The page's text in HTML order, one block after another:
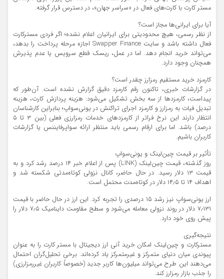
مستر کارت با کارت‌های فعال در «سراسر جهان»، در دسترس قرار گرفته.
آیا برای ایرانی‌ها مجاز است؟
از نظر رسمی، هیچ محدودیتی برای ایرانیان اعلام نشده؛ اگر فردی مسترکارت
فعال داشته باشد و سایت Swapper Finance اجازه مرحله پرداخت را بدهد،
می‌تواند خرید انجام دهد. اما در عمل، ریسک قطع سرویس یا عدم پذیرش
همچنان وجود دارد.
کارمزد خرید مستقیم رمزارز چقدر است؟
در گزارشات خبری، تاکنون رقم کارمزد دقیق گزارش نشده است. آن‌طور که
پیداست، کارمزد‌ها از سه بخش تشکیل می‌شود: هزینه پردازش کارت، هزینه
تبدیل فیات به رمزارز و کارمز‌د اجرای تراکنش در یونی‌سواپ؛ بنابراین کارشناسان
انتظار دارند این نرخ فراتر از کارمزد‌های خدمات رمزارزی فعلی (بین ۳ تا ۵
درصد) باشد. اما برای ارقام رسمی باید منتظر ارائه سواپرفایننس یا گزارشات
کاربران باشیم.
تأثیر بر قیمت چین‌لینک و یونی‌سواپ
روز گذشته، قیمت چین‌لینک (LINK) پس از اعلام خبر ۱۴ درصد رشد کرد و به
قیمت ۱۳ دلار رسید. در حال حاضر، کانال نزولی کوتاه‌مدتی شکسته شد و
اهداف ۱۴ تا ۱۴٫۵ دلار در کوتاه‌مدت محتمل است.
ارز یونی‌سواپ نیز رشد ۱۵ درصدی را تجربه کرد. این ارز در حال حاضر با قیمت
۷٫۱۳۱ دلار در روند نزولی معامله می‌شود و سطح مقاومت داینامیک ۷٫۵ دلار را
پیش روی خود دارد.
نتیجه‌گیری
مسترکارت و چین‌لینک امکان خرید آنی ارز دیجیتال با مستر کارت را به عنوان
پیوندی میان دنیای متمرکز و غیرمتمرکز یاد کرده‌اند. برخی تحلیل‌گران احتمال
می‌دهند این طرح می‌تواند میلیون‌ها کاربر جدید (خصوصاً کاربران غیررمزارزی)
را جذب بازار رمزارز کند.